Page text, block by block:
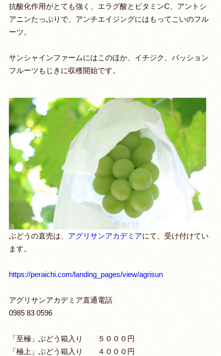
抗酸化作用がとても強く、エラグ酸とビタミンC、アントシ
アニンたっぷりで、アンチエイジングにはもってこいのフル
ーツ。
サンシャインファームにはこのほか、イチジク、パッション
フルーツもじきに収穫開始です。
ぶどうの直売は、 アグリサンアカデミアにて、受け付けてい
ます。
https://peraichi.com/landing_pages/view/agrisun
アグリサンアカデミア直通電話
0985 83 0596
「至極」ぶどう箱入り ５０００円
「極上」ぶどう箱入り ４０００円